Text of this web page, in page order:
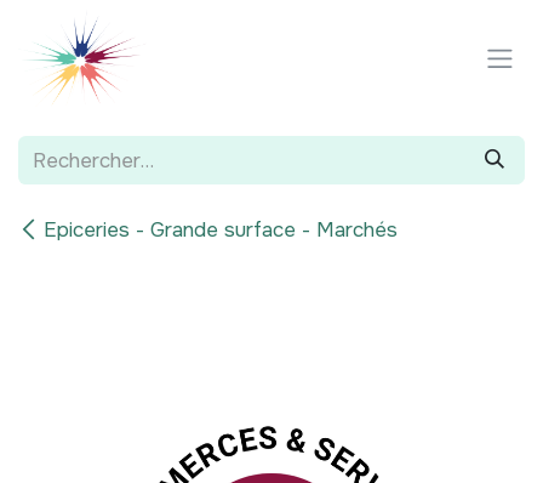
Epiceries - Grande surface - Marchés